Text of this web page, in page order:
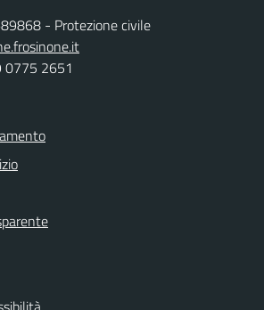
- Protezione civile
0775 2651